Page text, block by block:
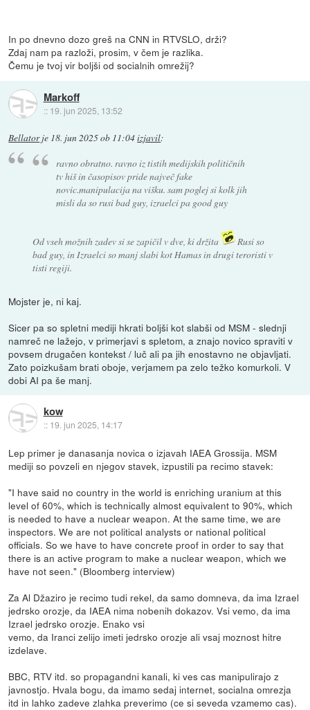
In po dnevno dozo greš na CNN in RTVSLO, drži?
Zdaj nam pa razloži, prosim, v čem je razlika.
Čemu je tvoj vir boljši od socialnih omrežij?
Markoff
:: 19. jun 2025, 13:52
Bellatorje 18. jun 2025 ob 11:04izjavil:
ravno obratno. ravno iz tistih medijskih političnih
tv hiš in časopisov pride največ fake
novic.manipulacija na višku. sam poglej si kolk jih
misli da so rusi bad guy, izraelci pa good guy
Od vseh možnih zadev si se zapičil v dve, ki držita
Rusi so
bad guy, in Izraelci so manj slabi kot Hamas in drugi teroristi v
tisti regiji.
Mojster je, ni kaj.
Sicer pa so spletni mediji hkrati boljši kot slabši od MSM - slednji
namreč ne lažejo, v primerjavi s spletom, a znajo novico spraviti v
povsem drugačen kontekst / luč ali pa jih enostavno ne objavljati.
Zato poizkušam brati oboje, verjamem pa zelo težko komurkoli. V
dobi AI pa še manj.
kow
:: 19. jun 2025, 14:17
Lep primer je danasanja novica o izjavah IAEA Grossija. MSM
mediji so povzeli en njegov stavek, izpustili pa recimo stavek:
"I have said no country in the world is enriching uranium at this
level of 60%, which is technically almost equivalent to 90%, which
is needed to have a nuclear weapon. At the same time, we are
inspectors. We are not political analysts or national political
officials. So we have to have concrete proof in order to say that
there is an active program to make a nuclear weapon, which we
have not seen." (Bloomberg interview)
Za Al Džaziro je recimo tudi rekel, da samo domneva, da ima Izrael
jedrsko orozje, da IAEA nima nobenih dokazov. Vsi vemo, da ima
Izrael jedrsko orozje. Enako vsi
vemo, da Iranci zelijo imeti jedrsko orozje ali vsaj moznost hitre
izdelave.
BBC, RTV itd. so propagandni kanali, ki ves cas manipulirajo z
javnostjo. Hvala bogu, da imamo sedaj internet, socialna omrezja
itd in lahko zadeve zlahka preverimo (ce si seveda vzamemo cas).